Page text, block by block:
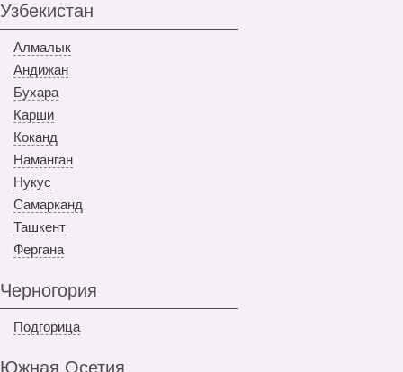
Узбекистан
Алмалык
Андижан
Бухара
Карши
Коканд
Наманган
Нукус
Самарканд
Ташкент
Фергана
Черногория
Подгорица
Южная Осетия